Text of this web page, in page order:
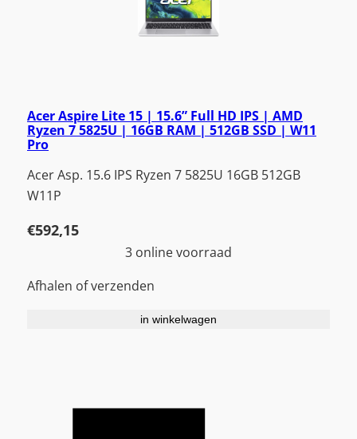
Acer Aspire Lite 15 | 15.6” Full HD IPS | AMD
Ryzen 7 5825U | 16GB RAM | 512GB SSD | W11
Pro
Acer Asp. 15.6 IPS Ryzen 7 5825U 16GB 512GB
W11P
€592,15
3 online voorraad
Afhalen of verzenden
in winkelwagen